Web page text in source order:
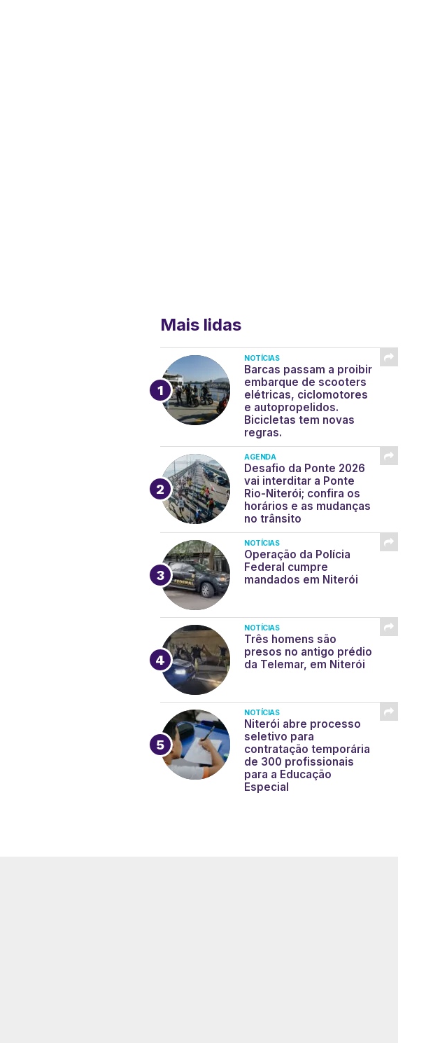
Mais lidas
NOTÍCIAS
Barcas passam a proibir
embarque de scooters
elétricas, ciclomotores
e autopropelidos.
Bicicletas tem novas
regras.
AGENDA
Desafio da Ponte 2026
vai interditar a Ponte
Rio-Niterói; confira os
horários e as mudanças
no trânsito
NOTÍCIAS
Operação da Polícia
Federal cumpre
mandados em Niterói
NOTÍCIAS
Três homens são
presos no antigo prédio
da Telemar, em Niterói
NOTÍCIAS
Niterói abre processo
seletivo para
contratação temporária
de 300 profissionais
para a Educação
Especial